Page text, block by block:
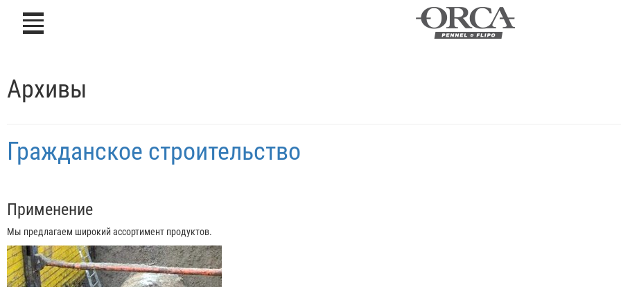
Архивы
Гражданское строительство
Применение
Мы предлагаем широкий ассортимент продуктов.